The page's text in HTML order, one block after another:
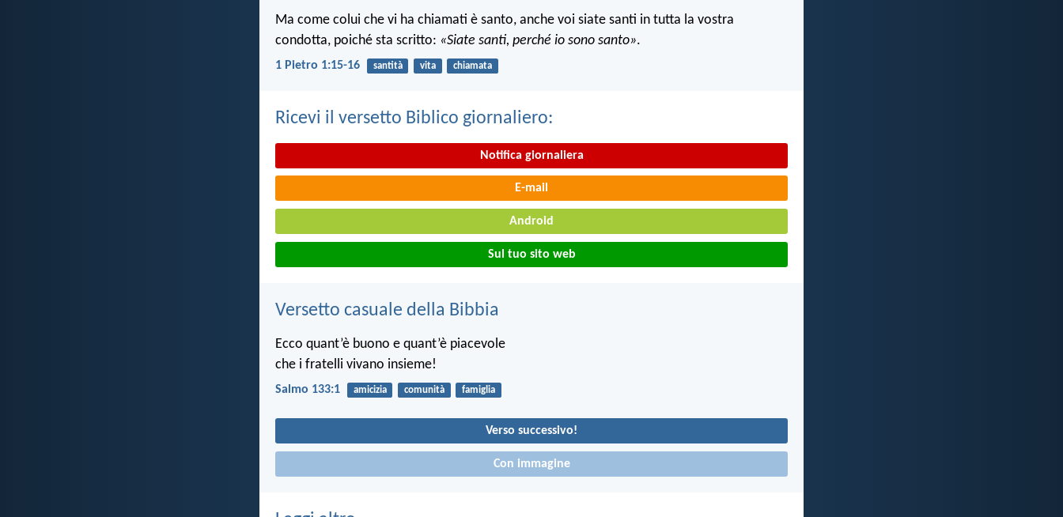
Ma come colui che vi ha chiamati è santo, anche voi siate santi in tutta la vostra
condotta, poiché sta scritto: «Siate santi, perché io sono santo».
1 Pietro 1:15-16 santità vita chiamata
Ricevi il versetto Biblico giornaliero:
Notifica giornaliera
E-mail
Android
Sul tuo sito web
Versetto casuale della Bibbia
Ecco quant’è buono e quant’è piacevole
che i fratelli vivano insieme!
Salmo 133:1 amicizia comunità famiglia
Verso successivo!
Con immagine